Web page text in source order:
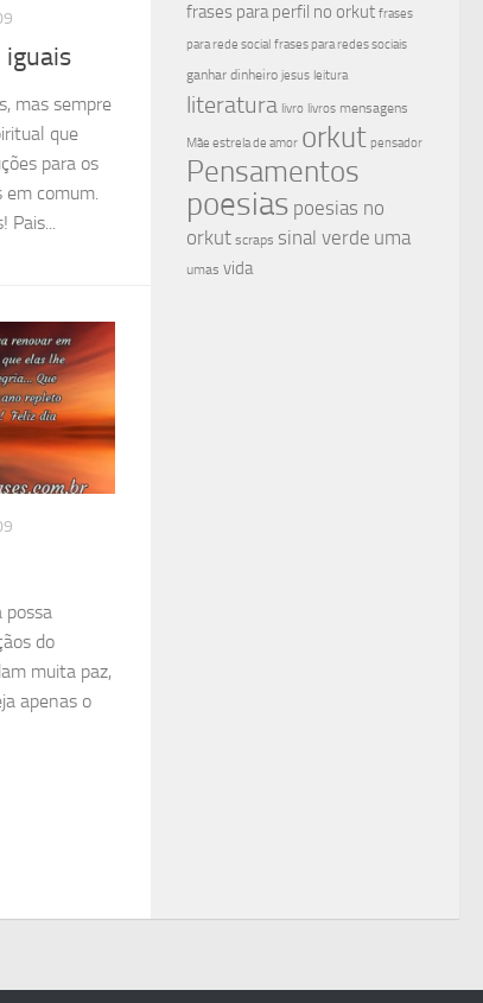
iguais
mas sempre
que
para os
em comum.
Pais...
possa
do
muita paz,
apenas o
frases para perfil no orkut frases
para rede social frases para redes sociais
ganhar dinheiro jesus leitura
literatura livro livros mensagens
Mãe estrela de amor orkut pensador
Pensamentos
poesias poesias no
orkut scraps sinal verde uma
umas vida